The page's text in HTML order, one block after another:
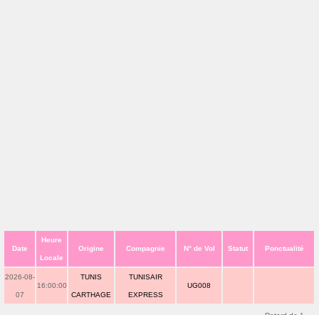
Date
Heure
Locale
Origine Compagnie N° de Vol Statut Ponctualité
2026-08-
07
16:00:00
TUNIS
CARTHAGE
TUNISAIR
EXPRESS
UG008